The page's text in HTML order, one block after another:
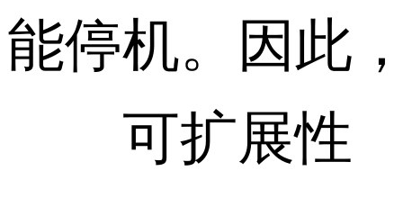
能停机。因此
可扩展性